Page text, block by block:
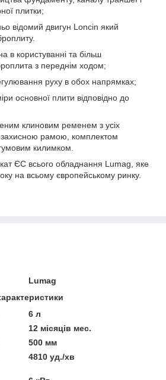
плитки;
відомий двигун Loncin який
в користуванні та більш
з переднім ходом;
руху в обох напрямках;
основної плити відповідно до
клиновим ременем з усіх
захисною рамою, комплектом
килимком.
ЄС всього обладнання Lumag, яке
на всьому європейському ринку.
Lumag
6 л
12 місяців мес.
500 мм
4810 уд./хв